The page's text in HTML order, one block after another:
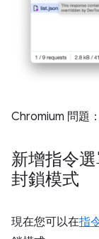
Chromium 問題：
新增指令
封鎖模式
現在您可以在指